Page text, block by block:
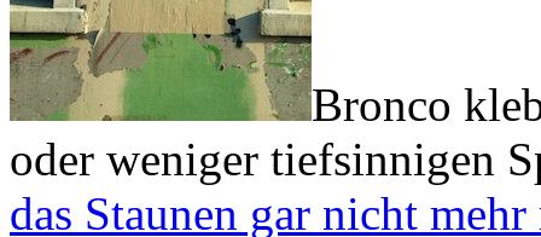
Bronco
oder weniger tiefsinnigen
das Staunen gar nicht mehr